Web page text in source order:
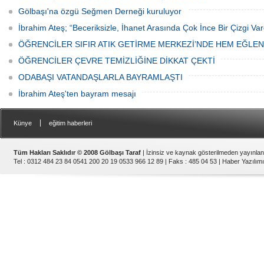
Gölbaşı'na özgü Seğmen Derneği kuruluyor
İbrahim Ateş; “Beceriksizle, İhanet Arasında Çok İnce Bir Çizgi
ÖĞRENCİLER SIFIR ATIK GETİRME MERKEZİ’NDE HEM
ÖĞRENCİLER ÇEVRE TEMİZLİĞİNE DİKKAT ÇEKTİ
ODABAŞI VATANDAŞLARLA BAYRAMLAŞTI
İbrahim Ateş'ten bayram mesajı
Künye eğitim haberleri
Tüm Hakları Saklıdır © 2008 Gölbaşı Taraf | İzinsiz ve kaynak gösterilmeden
Tel : 0312 484 23 84 0541 200 20 19 0533 966 12 89 | Faks : 485 04 53 | Haber Yazılımı